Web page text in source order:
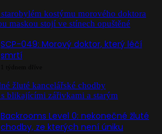
SCP-049: Morový doktor, který léčí
smrtí
Backrooms Level 0: nekonečné žluté
chodby, ze kterých není úniku